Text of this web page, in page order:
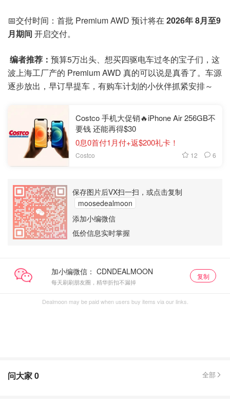
📅交付时间：首批 Premium AWD 预计将在 2026年 8月至9
月期间 开启交付。
编者推荐： 预算5万出头、想买四驱电车过冬的宝子们，这
波上海工厂产的 Premium AWD 真的可以说是真香了。车源
逐步放出，早订早提车，有购车计划的小伙伴抓紧安排～
Costco 手机大促销🔥iPhone Air 256GB不
要钱 还能再得$30
0息0首付1月付+返$200礼卡！
Costco 12 6
保存图片后VX扫一扫，或点击复制
moosedealmoon
添加小编微信
低价信息实时掌握
加小编微信：
每天刷刷朋友圈，精华折扣不漏掉
复制
Dealmoon may be paid when users buy items via our links.
问大家0 全部